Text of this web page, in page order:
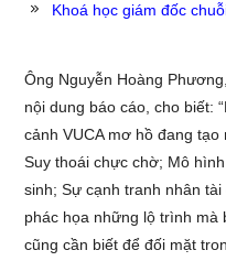
Khoá học giám đốc
Ông Nguyễn Hoàng
nội dung báo cáo, cho biết:
cảnh VUCA mơ hồ đang
Suy thoái chực chờ; Mô
sinh; Sự cạnh tranh nhân
phác họa những lộ trình mà
cũng cần biết để đối mặt